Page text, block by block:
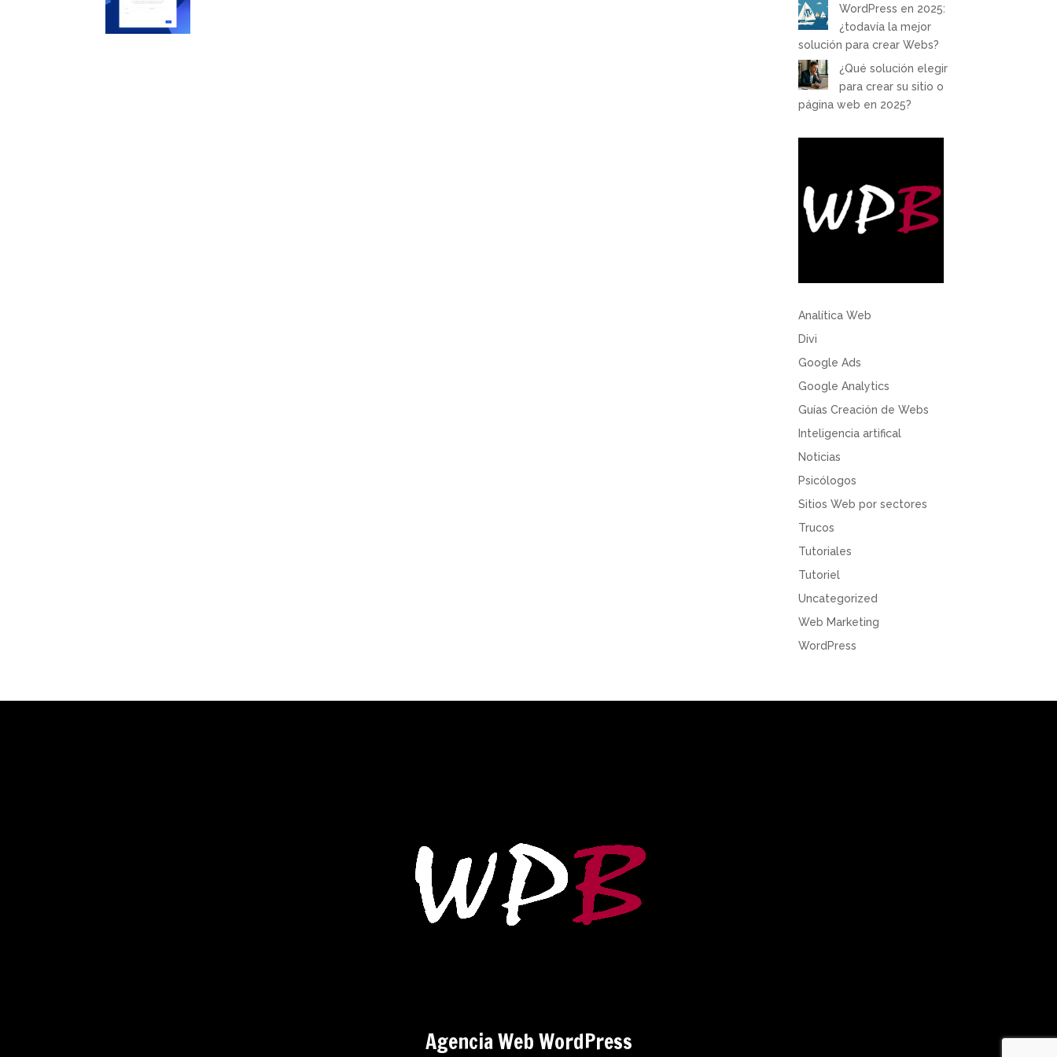
WordPress en 2025:
¿todavía la mejor
solución para crear Webs?
¿Qué solución elegir
para crear su sitio o
página web en 2025?
Analítica Web
Divi
Google Ads
Google Analytics
Guías Creación de Webs
Inteligencia artifical
Noticias
Psicólogos
Sitios Web por sectores
Trucos
Tutoriales
Tutoriel
Uncategorized
Web Marketing
WordPress
Agencia Web WordPress